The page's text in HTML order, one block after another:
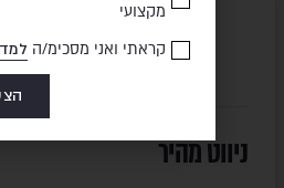
ניווט מהיר
מקצועי
קראתי ואני מסכימ/ה